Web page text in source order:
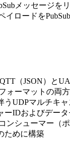
メッセージを
イロードを
（JSON）と
ォーマットの両
うUDPマルチキ
ーIDおよびデー
ンシューマー（
ために構築